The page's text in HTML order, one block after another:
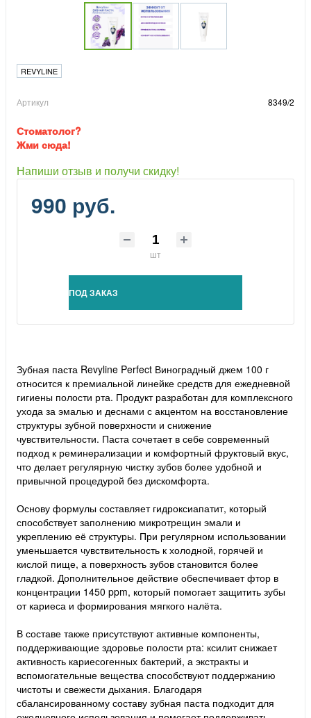
REVYLINE
Артикул 8349/2
Стоматолог?
Жми сюда!
Напиши отзыв и получи скидку!
990 руб.
шт
ПОД ЗАКАЗ
Зубная паста Revyline Perfect Виноградный джем 100 г
относится к премиальной линейке средств для ежедневной
гигиены полости рта. Продукт разработан для комплексного
ухода за эмалью и деснами с акцентом на восстановление
структуры зубной поверхности и снижение
чувствительности. Паста сочетает в себе современный
подход к реминерализации и комфортный фруктовый вкус,
что делает регулярную чистку зубов более удобной и
привычной процедурой без дискомфорта.
Основу формулы составляет гидроксиапатит, который
способствует заполнению микротрещин эмали и
укреплению её структуры. При регулярном использовании
уменьшается чувствительность к холодной, горячей и
кислой пище, а поверхность зубов становится более
гладкой. Дополнительное действие обеспечивает фтор в
концентрации 1450 ppm, который помогает защитить зубы
от кариеса и формирования мягкого налёта.
В составе также присутствуют активные компоненты,
поддерживающие здоровье полости рта: ксилит снижает
активность кариесогенных бактерий, а экстракты и
вспомогательные вещества способствуют поддержанию
чистоты и свежести дыхания. Благодаря
сбалансированному составу зубная паста подходит для